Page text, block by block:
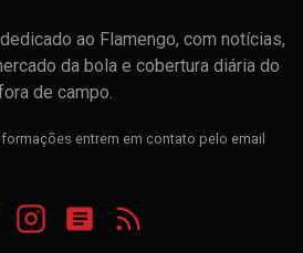
ao Flamengo, com notícias,
da bola e cobertura diária do
de campo.
entrem em contato pelo email